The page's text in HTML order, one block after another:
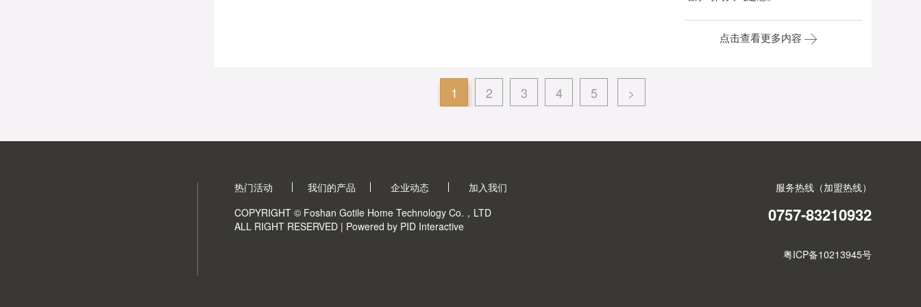
点击查看更多内容
1 2 3 4 5 >
热门活动 我们的产品 企业动态
加入我们
COPYRIGHT © Foshan Gotile Home Technology Co.，LTD
ALL RIGHT RESERVED | Powered by PID Interactive
服务热线（加盟热线）
0757-83210932
粤ICP备10213945号